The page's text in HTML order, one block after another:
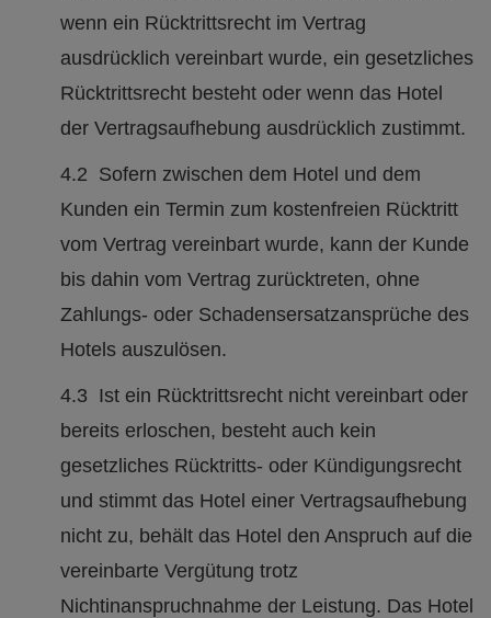
wenn ein Rücktrittsrecht im Vertrag
ausdrücklich vereinbart wurde, ein gesetzliches
Rücktrittsrecht besteht oder wenn das Hotel
der Vertragsaufhebung ausdrücklich zustimmt.
4.2 Sofern zwischen dem Hotel und dem
Kunden ein Termin zum kostenfreien Rücktritt
vom Vertrag vereinbart wurde, kann der Kunde
bis dahin vom Vertrag zurücktreten, ohne
Zahlungs- oder Schadensersatzansprüche des
Hotels auszulösen.
4.3 Ist ein Rücktrittsrecht nicht vereinbart oder
bereits erloschen, besteht auch kein
gesetzliches Rücktritts- oder Kündigungsrecht
und stimmt das Hotel einer Vertragsaufhebung
nicht zu, behält das Hotel den Anspruch auf die
vereinbarte Vergütung trotz
Nichtinanspruchnahme der Leistung. Das Hotel